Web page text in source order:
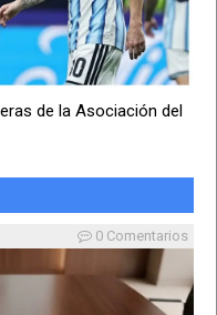
de la Asociación del
0 Comentarios